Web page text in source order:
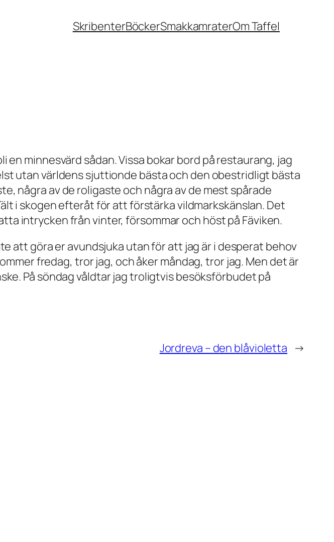
SkribenterBöckerSmakkamraterOm Taffel
minnesvärd sådan. Vissa bokar bord på restaurang, jag
utan världens sjuttionde bästa och den obestridligt bästa
några av de roligaste och några av de mest spårade
i skogen efteråt för att förstärka vildmarkskänslan. Det
intrycken från vinter, försommar och höst på Fäviken.
att göra er avundsjuka utan för att jag är i desperat behov
fredag, tror jag, och åker måndag, tror jag. Men det är
På söndag våldtar jag troligtvis besöksförbudet på
Jordreva – den blåvioletta →